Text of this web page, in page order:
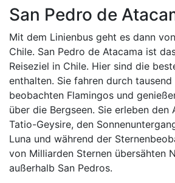
San Pedro de
Mit dem Linienbus geht es dann
Chile. San Pedro de Atacama ist
Reiseziel in Chile. Hier sind die
enthalten. Sie fahren durch
beobachten Flamingos und
über die Bergseen. Sie erleben den
Tatio-Geysire, den
Luna und während der
von Milliarden Sternen übersähten
außerhalb San Pedros.